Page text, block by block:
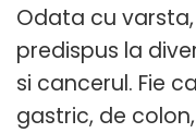
Odata cu
predispus la
si cancerul. Fie
gastric, de